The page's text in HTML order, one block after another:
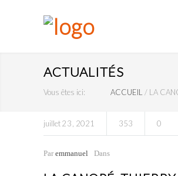
ACTUALITÉS
Vous êtes ici: ACCUEIL / LA
juillet23 2021 353 0
Par emmanuel Dans